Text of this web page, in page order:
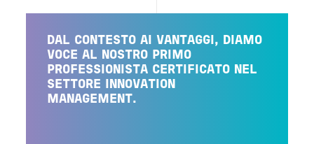
DAL CONTESTO AI VANTAGGI, DIAMO
VOCE AL NOSTRO PRIMO
PROFESSIONISTA CERTIFICATO NEL
SETTORE INNOVATION
MANAGEMENT.